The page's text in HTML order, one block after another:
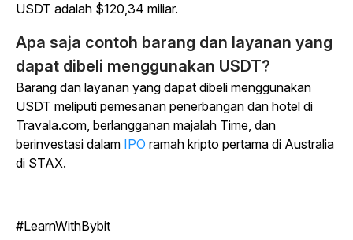
USDT adalah $120,34 miliar.
Apa saja contoh barang dan layanan yang
dapat dibeli menggunakan USDT?
Barang dan layanan yang dapat dibeli menggunakan
USDT meliputi pemesanan penerbangan dan hotel di
Travala.com, berlangganan majalah Time, dan
berinvestasi dalam IPO ramah kripto pertama di Australia
di STAX.
#LearnWithBybit